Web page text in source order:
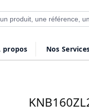
de produits
propos Nos